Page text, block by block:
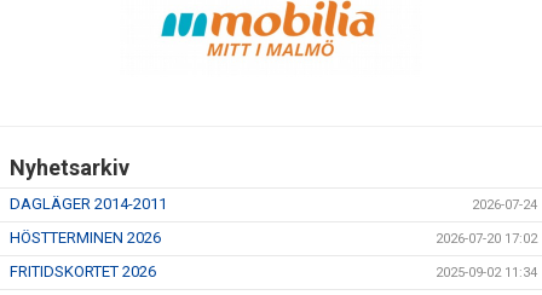
KONTAKT
BILDGALLERI
KALENDER
Nyhetsarkiv
DAGLÄGER 2014-2011 2026-07-24
HÖSTTERMINEN 2026 2026-07-20 17:02
FRITIDSKORTET 2026 2025-09-02 11:34